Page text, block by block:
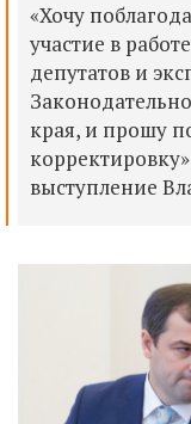
«Хочу
участие в
депутатов и
края, и прошу
выступление